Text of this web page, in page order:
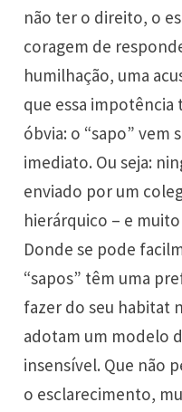
não ter o direito, o
coragem de
humilhação, uma
que essa impotência
óbvia: o “sapo” vem
imediato. Ou seja:
enviado por um
hierárquico – e
Donde se pode
“sapos” têm uma
fazer do seu habitat
adotam um modelo
insensível. Que não
o esclarecimento,